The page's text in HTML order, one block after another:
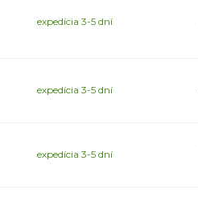
expedícia 3-5 dní
expedícia 3-5 dní
expedícia 3-5 dní